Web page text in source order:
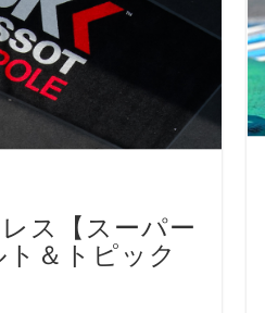
ス【スーパー
＆トピック